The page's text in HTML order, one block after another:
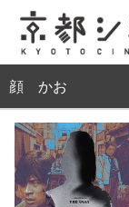
顔 かお